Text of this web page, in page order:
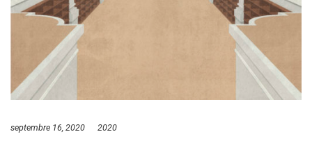
septembre 16, 2020 2020